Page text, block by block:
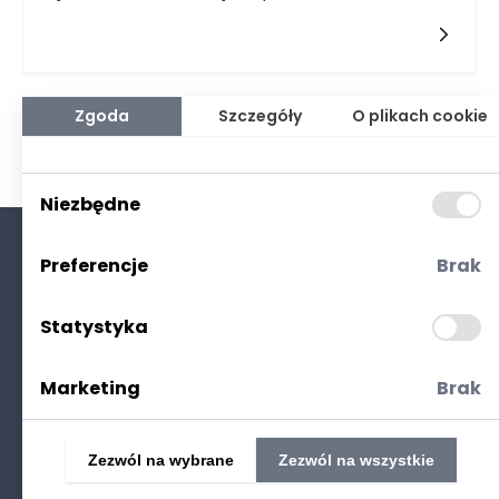
zewnętrznej to kluczowy element, który może znacznie ułatwić
proces odzyskiwania długów oraz przyczynić się do poprawy
płynności finansowej zarządzanych obiektów.
Polityka prywatności
Zgoda Szczegóły O plikach cookie
Niezbędne
Preferencje Brak
Statystyka
Marketing Brak
Zezwól na wybrane Zezwól na wszystkie